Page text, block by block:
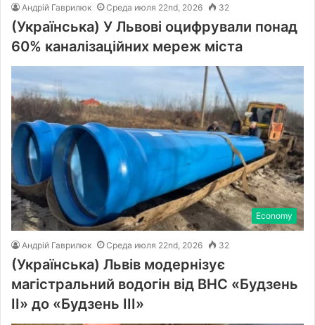
Андрій Гаврилюк Среда июля 22nd, 2026 32
(Українська) У Львові оцифрували понад
60% каналізаційних мереж міста
Economy
Андрій Гаврилюк Среда июля 22nd, 2026 32
(Українська) Львів модернізує
магістральний водогін від ВНС «Будзень
ІІ» до «Будзень ІІІ»